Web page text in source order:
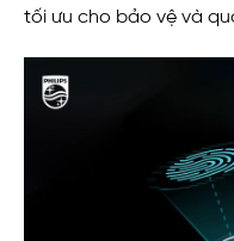
tối ưu cho bảo vệ và